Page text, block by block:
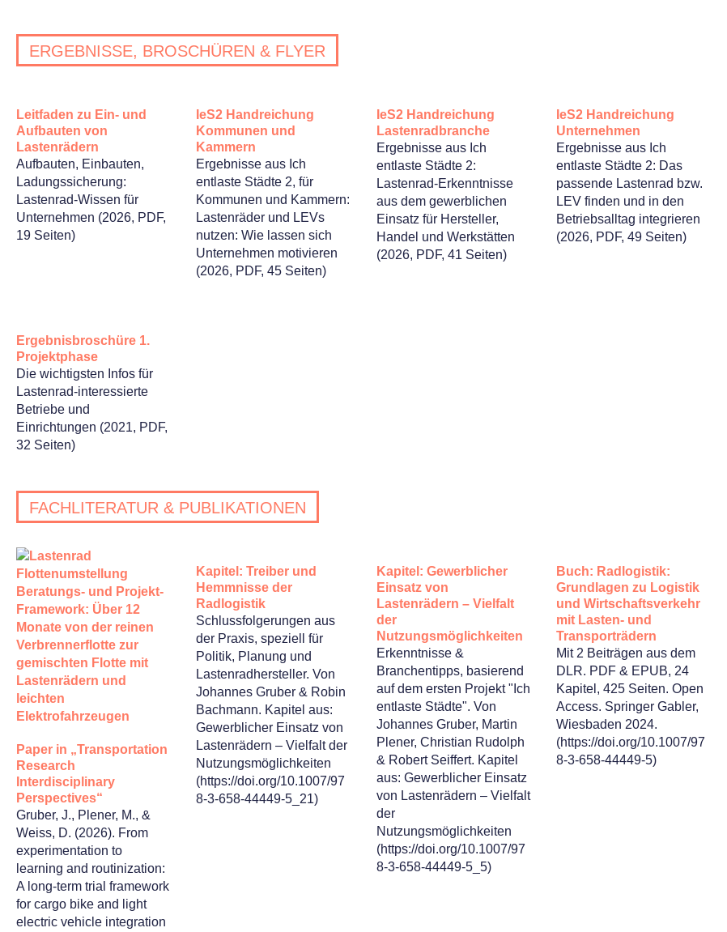
ERGEBNISSE, BROSCHÜREN & FLYER
Leitfaden zu Ein- und
Aufbauten von
Lastenrädern
Aufbauten, Einbauten,
Ladungssicherung:
Lastenrad-Wissen für
Unternehmen (2026, PDF,
19 Seiten)
IeS2 Handreichung
Kommunen und
Kammern
Ergebnisse aus Ich
entlaste Städte 2, für
Kommunen und Kammern:
Lastenräder und LEVs
nutzen: Wie lassen sich
Unternehmen motivieren
(2026, PDF, 45 Seiten)
IeS2 Handreichung
Lastenradbranche
Ergebnisse aus Ich
entlaste Städte 2:
Lastenrad-Erkenntnisse
aus dem gewerblichen
Einsatz für Hersteller,
Handel und Werkstätten
(2026, PDF, 41 Seiten)
IeS2 Handreichung
Unternehmen
Ergebnisse aus Ich
entlaste Städte 2: Das
passende Lastenrad bzw.
LEV finden und in den
Betriebsalltag integrieren
(2026, PDF, 49 Seiten)
Ergebnisbroschüre 1.
Projektphase
Die wichtigsten Infos für
Lastenrad-interessierte
Betriebe und
Einrichtungen (2021, PDF,
32 Seiten)
FACHLITERATUR & PUBLIKATIONEN
Paper in „Transportation
Research
Interdisciplinary
Perspectives“
Gruber, J., Plener, M., &
Weiss, D. (2026). From
experimentation to
learning and routinization:
A long-term trial framework
for cargo bike and light
electric vehicle integration
Kapitel: Treiber und
Hemmnisse der
Radlogistik
Schlussfolgerungen aus
der Praxis, speziell für
Politik, Planung und
Lastenradhersteller. Von
Johannes Gruber & Robin
Bachmann. Kapitel aus:
Gewerblicher Einsatz von
Lastenrädern – Vielfalt der
Nutzungsmöglichkeiten
(https://doi.org/10.1007/97
8-3-658-44449-5_21)
Kapitel: Gewerblicher
Einsatz von
Lastenrädern – Vielfalt
der
Nutzungsmöglichkeiten
Erkenntnisse &
Branchentipps, basierend
auf dem ersten Projekt "Ich
entlaste Städte". Von
Johannes Gruber, Martin
Plener, Christian Rudolph
& Robert Seiffert. Kapitel
aus: Gewerblicher Einsatz
von Lastenrädern – Vielfalt
der
Nutzungsmöglichkeiten
(https://doi.org/10.1007/97
8-3-658-44449-5_5)
Buch: Radlogistik:
Grundlagen zu Logistik
und Wirtschaftsverkehr
mit Lasten- und
Transporträdern
Mit 2 Beiträgen aus dem
DLR. PDF & EPUB, 24
Kapitel, 425 Seiten. Open
Access. Springer Gabler,
Wiesbaden 2024.
(https://doi.org/10.1007/97
8-3-658-44449-5)